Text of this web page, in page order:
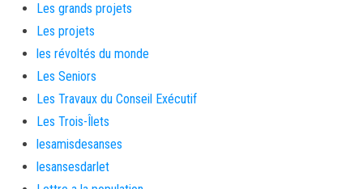
Les grands projets
Les projets
les révoltés du monde
Les Seniors
Les Travaux du Conseil Exécutif
Les Trois-Îlets
lesamisdesanses
lesansesdarlet